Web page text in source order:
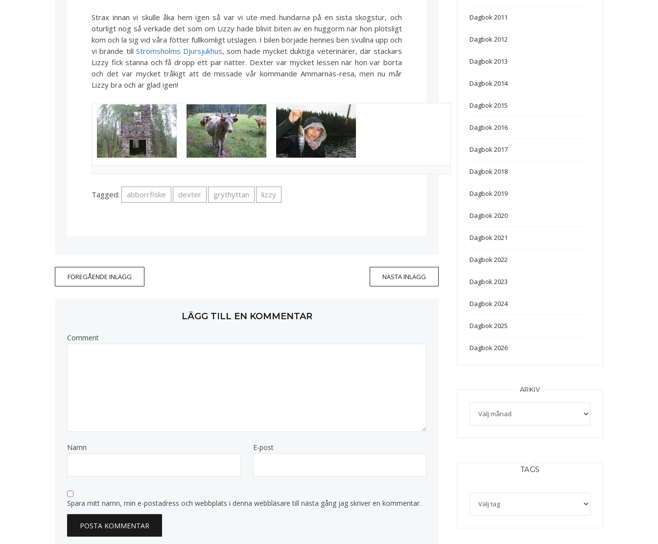
Strax innan vi skulle åka hem igen så var vi ute med hundarna på en sista skogstur, och
oturligt nog så verkade det som om Lizzy hade blivit biten av en huggorm när hon plötsligt
kom och la sig vid våra fötter fullkomligt utslagen. I bilen började hennes ben svullna upp och
vi brände till Strömsholms Djursjukhus, som hade mycket duktiga veterinärer, där stackars
Lizzy fick stanna och få dropp ett par nätter. Dexter var mycket lessen när hon var borta
och det var mycket tråkigt att de missade vår kommande Ammarnäs-resa, men nu mår
Lizzy bra och är glad igen!
Tagged: abborrfiske dexter grythyttan lizzy
FÖREGÅENDE INLÄGG NÄSTA INLÄGG
LÄGG TILL EN KOMMENTAR
Comment
Namn E-post
Spara mitt namn, min e-postadress och webbplats i denna webbläsare till nästa gång jag skriver en kommentar.
Dagbok 2011
Dagbok 2012
Dagbok 2013
Dagbok 2014
Dagbok 2015
Dagbok 2016
Dagbok 2017
Dagbok 2018
Dagbok 2019
Dagbok 2020
Dagbok 2021
Dagbok 2022
Dagbok 2023
Dagbok 2024
Dagbok 2025
Dagbok 2026
ARKIV
Arkiv
TAGS